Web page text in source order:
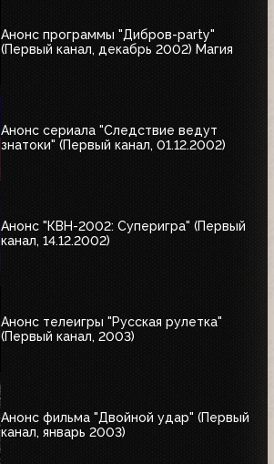
Анонс программы "Дибров-party"
(Первый канал, декабрь 2002) Магия
Анонс сериала "Следствие ведут
знатоки" (Первый канал, 01.12.2002)
Анонс "КВН-2002: Суперигра" (Первый
канал, 14.12.2002)
Анонс телеигры "Русская рулетка"
(Первый канал, 2003)
Анонс фильма "Двойной удар" (Первый
канал, январь 2003)